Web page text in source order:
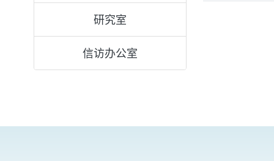
研究室
信访办公室